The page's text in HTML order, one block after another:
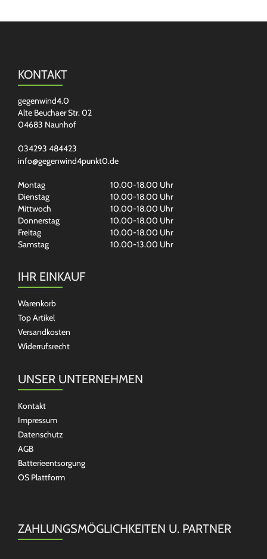
KONTAKT
gegenwind4.0
Alte Beuchaer Str. 02
04683 Naunhof
034293 484423
info@gegenwind4punkt0.de
Montag
10.00-18.00 Uhr
Dienstag
10.00-18.00 Uhr
Mittwoch
10.00-18.00 Uhr
Donnerstag
10.00-18.00 Uhr
Freitag
10.00-18.00 Uhr
Samstag
10.00-13.00 Uhr
IHR EINKAUF
Warenkorb
Top Artikel
Versandkosten
Widerrufsrecht
UNSER UNTERNEHMEN
Kontakt
Impressum
Datenschutz
AGB
Batterieentsorgung
OS Plattform
ZAHLUNGSMÖGLICHKEITEN U. PARTNER